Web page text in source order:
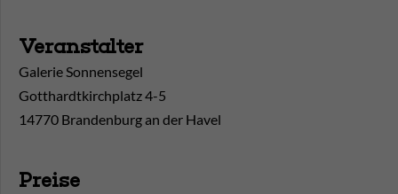
Veranstalter
Galerie Sonnensegel
Gotthardtkirchplatz 4-5
14770 Brandenburg an der Havel
Preise